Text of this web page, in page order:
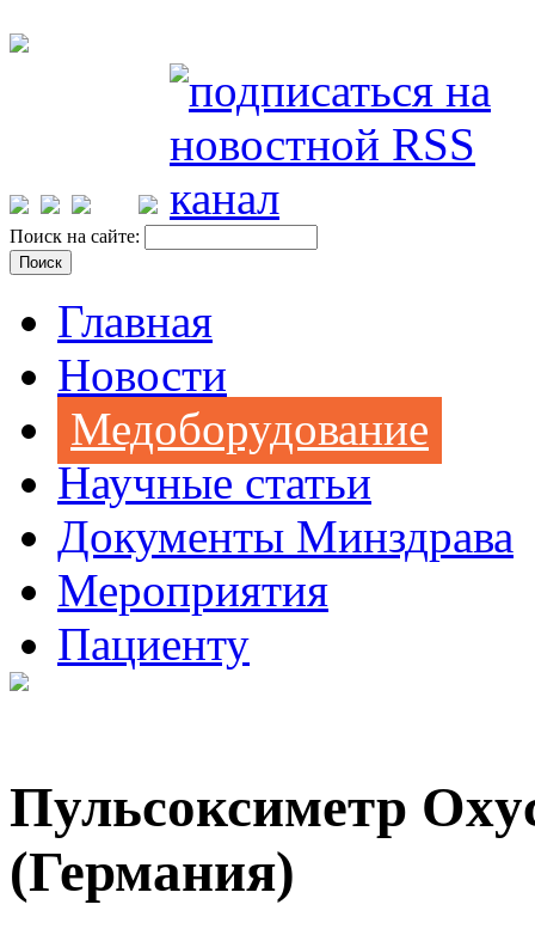
Поиск на сайте:
Главная
Новости
Медоборудование
Научные статьи
Документы Минздрава
Мероприятия
Пациенту
Пульсоксиметр
(Германия)